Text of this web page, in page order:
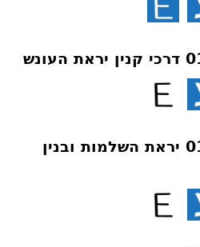
בלבבי-ב 018 יראת השלמות ובנין